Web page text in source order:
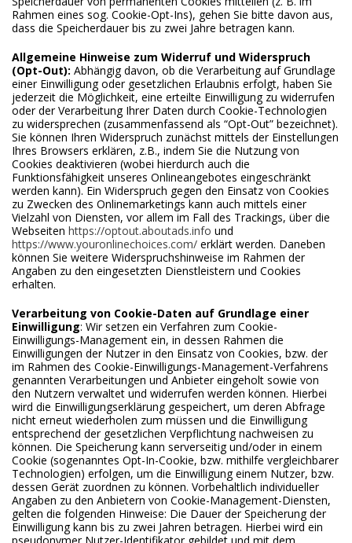
Rahmen eines sog. Cookie-Opt-Ins), gehen Sie bitte davon aus,
dass die Speicherdauer bis zu zwei Jahre betragen kann.
Allgemeine Hinweise zum Widerruf und Widerspruch
(Opt-Out): Abhängig davon, ob die Verarbeitung auf Grundlage
einer Einwilligung oder gesetzlichen Erlaubnis erfolgt, haben Sie
jederzeit die Möglichkeit, eine erteilte Einwilligung zu widerrufen
oder der Verarbeitung Ihrer Daten durch Cookie-Technologien
zu widersprechen (zusammenfassend als “Opt-Out” bezeichnet).
Sie können Ihren Widerspruch zunächst mittels der Einstellungen
Ihres Browsers erklären, z.B., indem Sie die Nutzung von
Cookies deaktivieren (wobei hierdurch auch die
Funktionsfähigkeit unseres Onlineangebotes eingeschränkt
werden kann). Ein Widerspruch gegen den Einsatz von Cookies
zu Zwecken des Onlinemarketings kann auch mittels einer
Vielzahl von Diensten, vor allem im Fall des Trackings, über die
Webseiten https://optout.aboutads.info und
https://www.youronlinechoices.com/ erklärt werden. Daneben
können Sie weitere Widerspruchshinweise im Rahmen der
Angaben zu den eingesetzten Dienstleistern und Cookies
erhalten.
Verarbeitung von Cookie-Daten auf Grundlage einer
Einwilligung: Wir setzen ein Verfahren zum Cookie-
Einwilligungs-Management ein, in dessen Rahmen die
Einwilligungen der Nutzer in den Einsatz von Cookies, bzw. der
im Rahmen des Cookie-Einwilligungs-Management-Verfahrens
genannten Verarbeitungen und Anbieter eingeholt sowie von
den Nutzern verwaltet und widerrufen werden können. Hierbei
wird die Einwilligungserklärung gespeichert, um deren Abfrage
nicht erneut wiederholen zum müssen und die Einwilligung
entsprechend der gesetzlichen Verpflichtung nachweisen zu
können. Die Speicherung kann serverseitig und/oder in einem
Cookie (sogenanntes Opt-In-Cookie, bzw. mithilfe vergleichbarer
Technologien) erfolgen, um die Einwilligung einem Nutzer, bzw.
dessen Gerät zuordnen zu können. Vorbehaltlich individueller
Angaben zu den Anbietern von Cookie-Management-Diensten,
gelten die folgenden Hinweise: Die Dauer der Speicherung der
Einwilligung kann bis zu zwei Jahren betragen. Hierbei wird ein